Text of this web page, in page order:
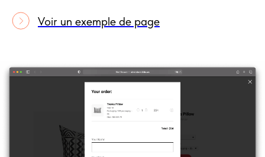
Voir un exemple de page